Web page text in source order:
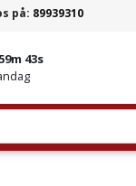
89939310
på: 89939310
42s